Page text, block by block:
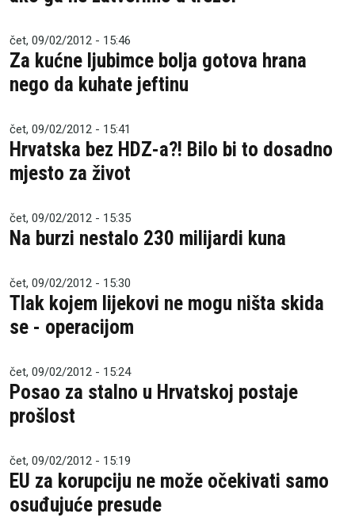
čet, 09/02/2012 - 15:46
Za kućne ljubimce bolja gotova hrana
nego da kuhate jeftinu
čet, 09/02/2012 - 15:41
Hrvatska bez HDZ-a?! Bilo bi to dosadno
mjesto za život
čet, 09/02/2012 - 15:35
Na burzi nestalo 230 milijardi kuna
čet, 09/02/2012 - 15:30
Tlak kojem lijekovi ne mogu ništa skida
se - operacijom
čet, 09/02/2012 - 15:24
Posao za stalno u Hrvatskoj postaje
prošlost
čet, 09/02/2012 - 15:19
EU za korupciju ne može očekivati samo
osuđujuće presude